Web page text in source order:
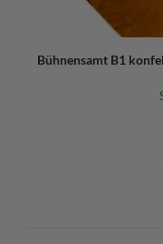
Bühnensamt B1